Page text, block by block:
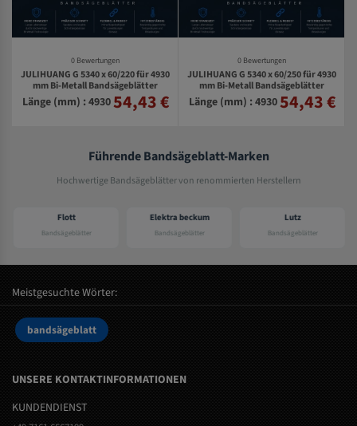
0 Bewertungen
JULIHUANG G 5340 x 60/220 für 4930
mm Bi-Metall Bandsägeblätter
Länge (mm) : 493054,43 €
0 Bewertungen
JULIHUANG G 5340 x 60/250 für 4930
mm Bi-Metall Bandsägeblätter
Länge (mm) : 493054,43 €
Führende Bandsägeblatt-Marken
Hochwertige Bandsägeblätter von renommierten Herstellern
Flott
Bandsägeblätter
Elektra beckum
Bandsägeblätter
Lutz
Bandsägeblätter
Meistgesuchte Wörter:
bandsägeblatt
UNSERE KONTAKTINFORMATIONEN
KUNDENDIENST